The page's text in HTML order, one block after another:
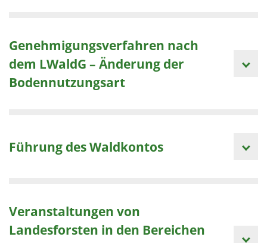
Genehmigungsverfahren nach
dem LWaldG – Änderung der
Bodennutzungsart
Führung des Waldkontos
Veranstaltungen von
Landesforsten in den Bereichen